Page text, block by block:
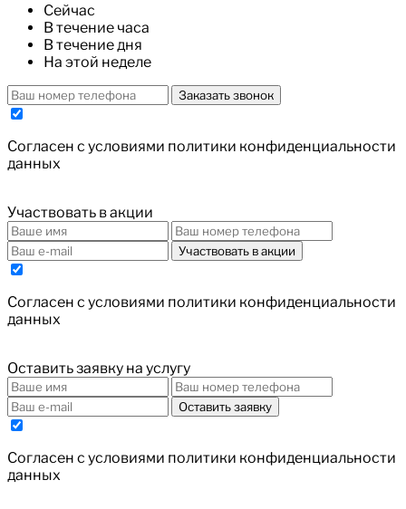
Сейчас
В течение часа
В течение дня
На этой неделе
Заказать звонок
Cогласен с условиями политики конфиденциальности
данных
Участвовать в акции
Участвовать в акции
Cогласен с условиями политики конфиденциальности
данных
Оставить заявку на услугу
Оставить заявку
Cогласен с условиями политики конфиденциальности
данных